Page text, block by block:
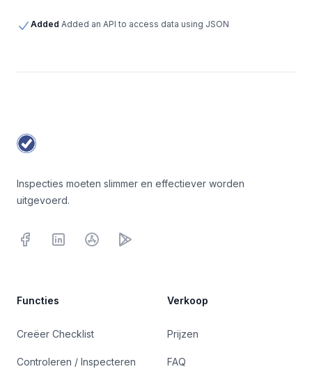
Added Added an API to access data using JSON
Inspecties moeten slimmer en effectiever worden
uitgevoerd.
FacebookLinkedInniOS Google Play
Functies
Creëer Checklist
Controleren / Inspecteren
Verkoop
Prijzen
FAQ